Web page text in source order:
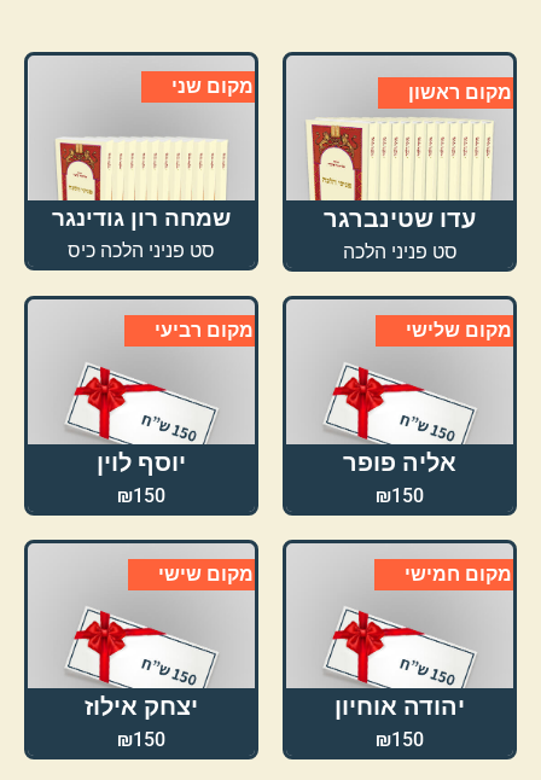
מקום ראשון
עדו שטינברגר
סט פניני הלכה
שמחה רון גודינגר
סט פניני הלכה כיס
מקום שני
אליה פופר
₪150
מקום שלישי
יוסף לוין
₪150
מקום רביעי
יהודה אוחיון
₪150
מקום חמישי
יצחק אילוז
₪150
מקום שישי